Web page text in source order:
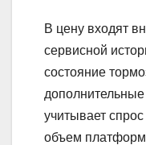
В цену входят
сервисной
состояние
учитывает
объем